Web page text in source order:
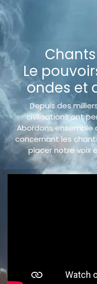
Le
ondes et
Depuis des
civilisations ont
Abordons ensemble
concernant les
placer notre voix